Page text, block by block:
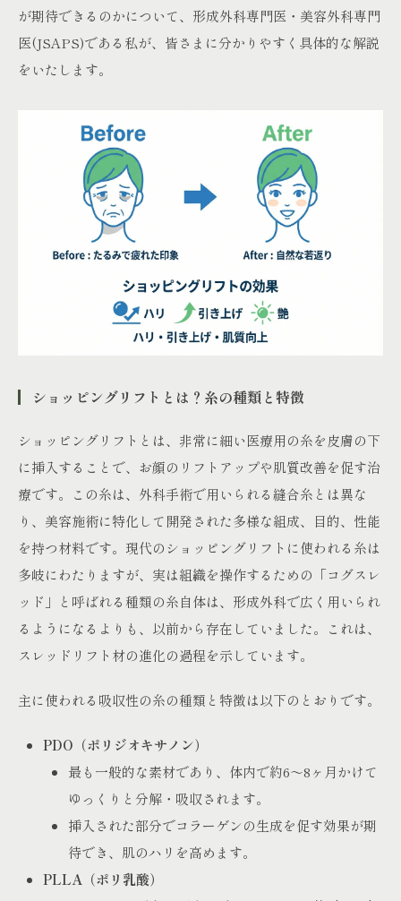
が期待できるのかについて、形成外科専門医・美容外科専門
医(JSAPS)である私が、皆さまに分かりやすく具体的な解説
をいたします。
ショッピングリフトとは？糸の種類と特徴
ショッピングリフトとは、非常に細い医療用の糸を皮膚の下
に挿入することで、お顔のリフトアップや肌質改善を促す治
療です。この糸は、外科手術で用いられる縫合糸とは異な
り、美容施術に特化して開発された多様な組成、目的、性能
を持つ材料です。現代のショッピングリフトに使われる糸は
多岐にわたりますが、実は組織を操作するための「コグスレ
ッド」と呼ばれる種類の糸自体は、形成外科で広く用いられ
るようになるよりも、以前から存在していました。これは、
スレッドリフト材の進化の過程を示しています。
主に使われる吸収性の糸の種類と特徴は以下のとおりです。
PDO（ポリジオキサノン）
最も一般的な素材であり、体内で約6～8ヶ月かけて
ゆっくりと分解・吸収されます。
挿入された部分でコラーゲンの生成を促す効果が期
待でき、肌のハリを高めます。
PLLA（ポリ乳酸）